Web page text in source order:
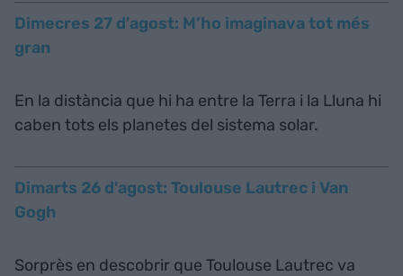
Dimecres 27 d'agost: M’ho imaginava tot més
gran
En la distància que hi ha entre la Terra i la Lluna hi
caben tots els planetes del sistema solar.
Dimarts 26 d'agost: Toulouse Lautrec i Van
Gogh
Sorprès en descobrir que Toulouse Lautrec va